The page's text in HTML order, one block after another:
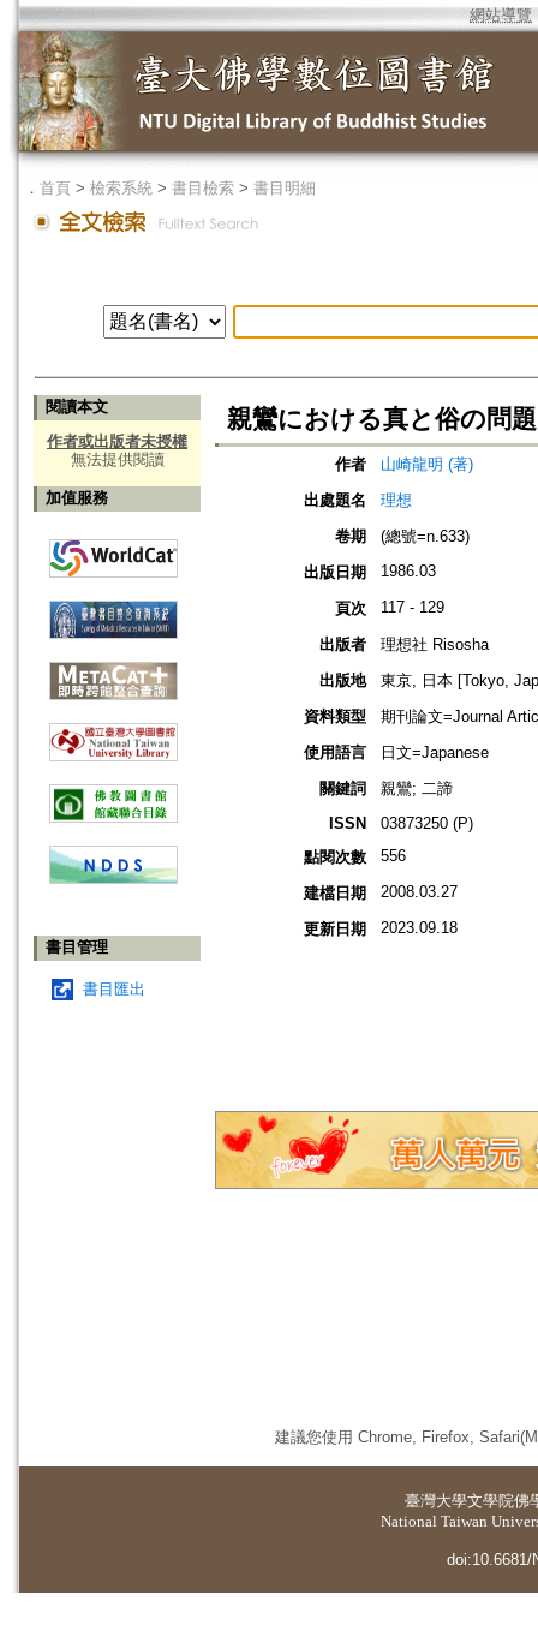
網站導覽
． 首頁 > 檢索系統 > 書目檢索 > 書目明細
閱讀本文
作者或出版者未授權
無法提供閱讀
加值服務
書目管理
書目匯出
親鸞における真と俗の問
作者
山崎龍明 (著)
出處題名
理想
卷期
(總號=n.633)
出版日期
1986.03
頁次 117 - 129
出版者
理想社 Risosha
出版地
東京, 日本 [Tokyo,
資料類型
期刊論文=Journal
使用語言
日文=Japanese
關鍵詞
親鸞; 二諦
ISSN
03873250 (P)
點閱次數
556
建檔日期 2008.03.27
更新日期 2023.09.18
建議您使用 Chrome, Firefox,
臺灣大學文學院佛
National Taiwan
doi:10.6681/